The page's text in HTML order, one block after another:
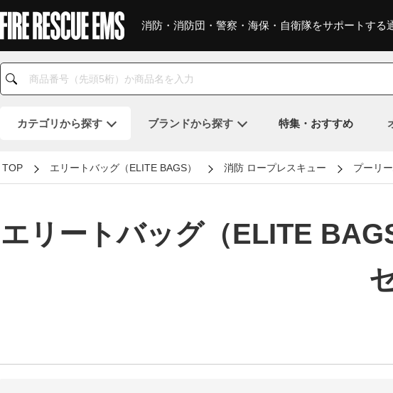
消防・消防団・警察・海保・自衛隊をサポートする
カテゴリから探す ブランドから探す 特集・おすすめ
TOP エリートバッグ（ELITE BAGS） 消防 ロープレスキュー プーリ
エリートバッグ（ELITE